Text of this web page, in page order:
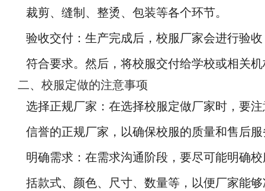
裁剪、缝制、整烫、包装等各个环节。
验收交付：生产完成后，校服厂家会进行验
符合要求。然后，将校服交付给学校或相关
二、校服定做的注意事项
选择正规厂家：在选择校服定做厂家时，要
信誉的正规厂家，以确保校服的质量和售后
明确需求：在需求沟通阶段，要尽可能明确
括款式、颜色、尺寸、数量等，以便厂家能